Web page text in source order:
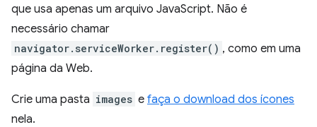
que usa apenas um arquivo JavaScript. Não é
necessário chamar
navigator.serviceWorker.register() , como em uma
página da Web.
Crie uma pasta images e faça o download dos ícones
nela.